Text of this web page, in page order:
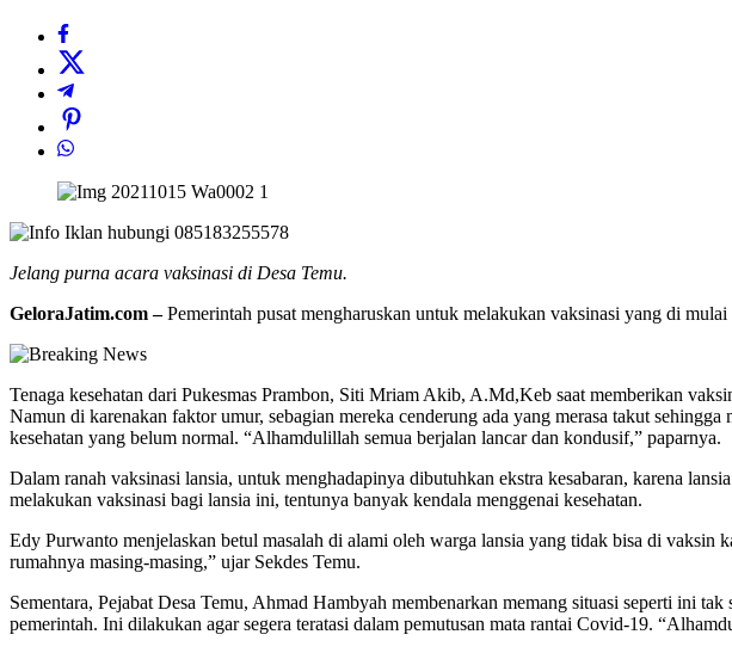
Jelang purna acara vaksinasi di Desa Temu.
GeloraJatim.com –Pemerintah pusat mengharuskan untuk melakukan vaksinasi yang di
Tenaga kesehatan dari Pukesmas Prambon, Siti Mriam Akib, A.Md,Keb saat memberikan
Namun di karenakan faktor umur, sebagian mereka cenderung ada yang merasa takut
kesehatan yang belum normal. “Alhamdulillah semua berjalan lancar dan kondusif,” paparnya.
Dalam ranah vaksinasi lansia, untuk menghadapinya dibutuhkan ekstra kesabaran, karena
melakukan vaksinasi bagi lansia ini, tentunya banyak kendala menggenai kesehatan.
Edy Purwanto menjelaskan betul masalah di alami oleh warga lansia yang tidak bisa di
rumahnya masing-masing,” ujar Sekdes Temu.
Sementara, Pejabat Desa Temu, Ahmad Hambyah membenarkan memang situasi seperti ini
pemerintah. Ini dilakukan agar segera teratasi dalam pemutusan mata rantai Covid-19.